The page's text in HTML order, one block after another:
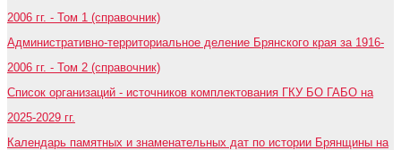
2006 гг. - Том 1 (справочник)
Административно-территориальное деление Брянского края за 1916-
2006 гг. - Том 2 (справочник)
Список организаций - источников комплектования ГКУ БО ГАБО на
2025-2029 гг.
Календарь памятных и знаменательных дат по истории Брянщины на